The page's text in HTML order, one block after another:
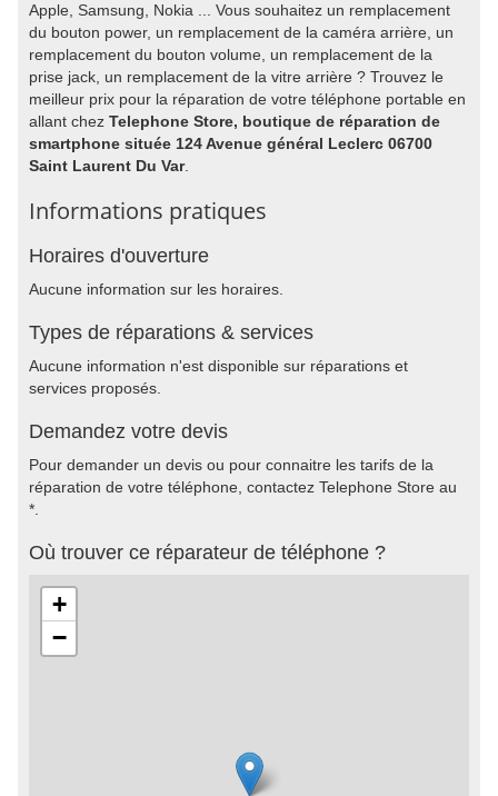
Apple, Samsung, Nokia ... Vous souhaitez un remplacement
du bouton power, un remplacement de la caméra arrière, un
remplacement du bouton volume, un remplacement de la
prise jack, un remplacement de la vitre arrière ? Trouvez le
meilleur prix pour la réparation de votre téléphone portable en
allant chez Telephone Store, boutique de réparation de
smartphone située 124 Avenue général Leclerc 06700
Saint Laurent Du Var.
Informations pratiques
Horaires d'ouverture
Aucune information sur les horaires.
Types de réparations & services
Aucune information n'est disponible sur réparations et
services proposés.
Demandez votre devis
Pour demander un devis ou pour connaitre les tarifs de la
réparation de votre téléphone, contactez Telephone Store au
*.
Où trouver ce réparateur de téléphone ?
+
−